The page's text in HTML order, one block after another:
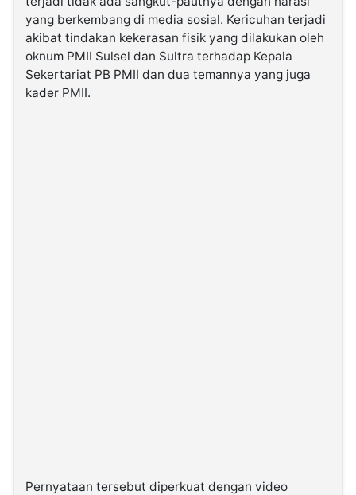
yang berkembang di media sosial. Kericuhan terjadi
akibat tindakan kekerasan fisik yang dilakukan oleh
oknum PMII Sulsel dan Sultra terhadap Kepala
Sekertariat PB PMII dan dua temannya yang juga
kader PMII.
Pernyataan tersebut diperkuat dengan video